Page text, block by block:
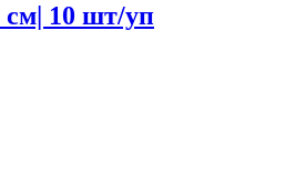
см| 10 шт/уп